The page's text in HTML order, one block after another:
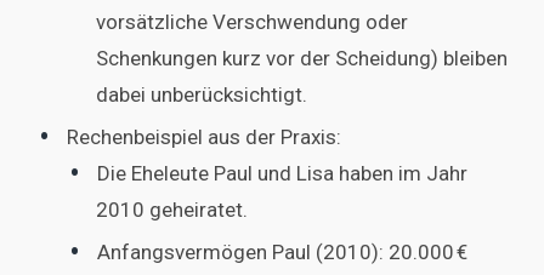
vorsätzliche Verschwendung oder
Schenkungen kurz vor der Scheidung) bleiben
dabei unberücksichtigt.
Rechenbeispiel aus der Praxis:
Die Eheleute Paul und Lisa haben im Jahr
2010 geheiratet.
Anfangsvermögen Paul (2010): 20.000 €